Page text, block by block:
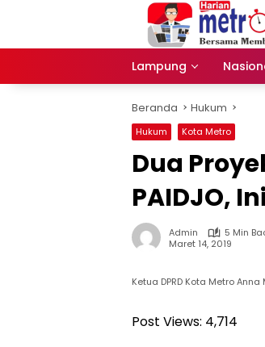
Lampung
Beranda Hukum
Hukum Kota Metro
Dua
PAIDJO,
Admin
5 Min
Maret 14, 2019
Ketua DPRD Kota Metro Anna
Post Views: 4,714